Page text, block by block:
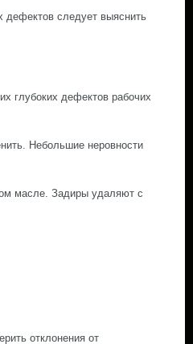
дефектов следует выяснить
глубоких дефектов рабочих
Небольшие неровности
масле. Задиры удаляют с
отклонения от